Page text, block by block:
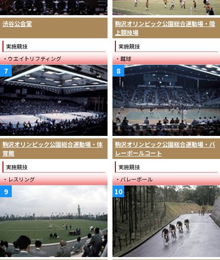
渋谷公会堂
実施競技
・ウエイトリフティング
駒沢オリンピック公園総合運動場・陸
上競技場
実施競技
・蹴球
7
駒沢オリンピック公園総合運動場・体
育館
実施競技
・レスリング
8
駒沢オリンピック公園総合運動場・バ
レーボールコート
実施競技
・バレーボール
9 10